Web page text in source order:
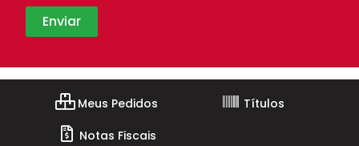
Meus Pedidos
Títulos
Notas Fiscais